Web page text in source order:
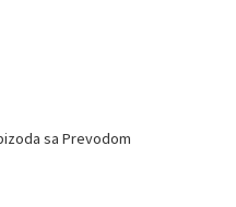
sa Prevodom